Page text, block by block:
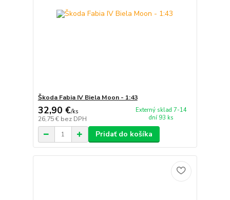
Škoda Fabia IV Biela Moon - 1:43
32,90 €/ks
26,75 € bez DPH
Externý sklad 7-14
dní 93 ks
Pridať do košíka